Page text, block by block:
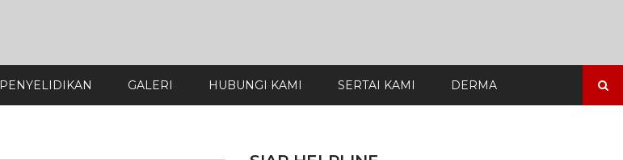
PENYELIDIKAN GALERI HUBUNGI KAMI SERTAI KAMI DERMA
for: